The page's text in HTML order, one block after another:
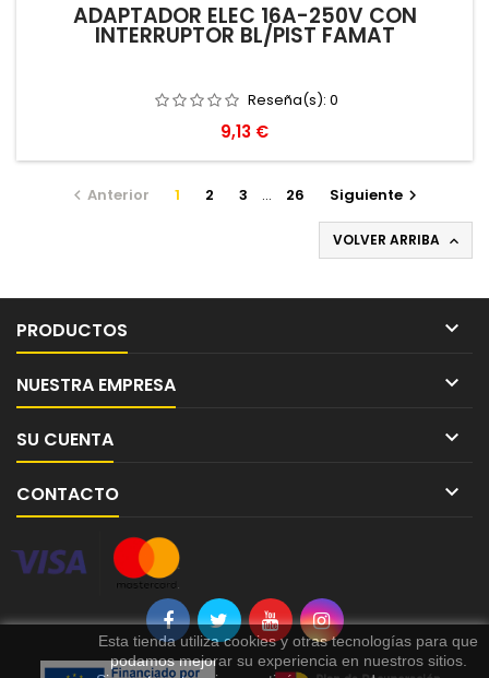
ADAPTADOR ELEC 16A-250V CON
INTERRUPTOR BL/PIST FAMAT
Reseña(s): 0
Precio
9,13 €
 Anterior 1 2 3 … 26 Siguiente
VOLVER ARRIBA 
PRODUCTOS 
NUESTRA EMPRESA 
SU CUENTA 
CONTACTO 
Esta tienda utiliza cookies y otras tecnologías para que
podamos mejorar su experiencia en nuestros sitios.